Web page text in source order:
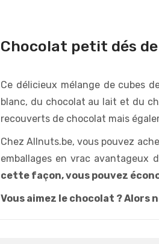
Chocolat petit dés
Ce délicieux mélange de cubes
blanc, du chocolat au lait et du
recouverts de chocolat mais
Chez Allnuts.be, vous pouvez
emballages en vrac avantageux
cette façon, vous pouvez
Vous aimez le chocolat ? Alors